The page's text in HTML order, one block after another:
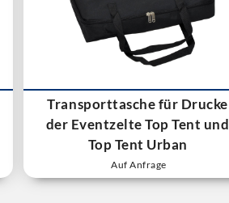
Transporttasche für Drucke
der Eventzelte Top Tent und
Top Tent Urban
Auf Anfrage